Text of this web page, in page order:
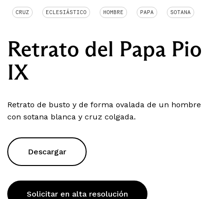
CRUZ ECLESIÁSTICO HOMBRE PAPA SOTANA
Retrato del Papa Pio
IX
Retrato de busto y de forma ovalada de un hombre
con sotana blanca y cruz colgada.
Descargar
Solicitar en alta resolución